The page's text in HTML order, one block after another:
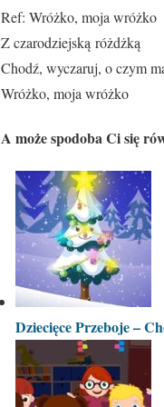
Ref: Wróżko, moja wróżko
Z czarodziejską różdżką
Chodź, wyczaruj, o czym
Wróżko, moja wróżko
A może spodoba Ci się
Dziecięce Przeboje –